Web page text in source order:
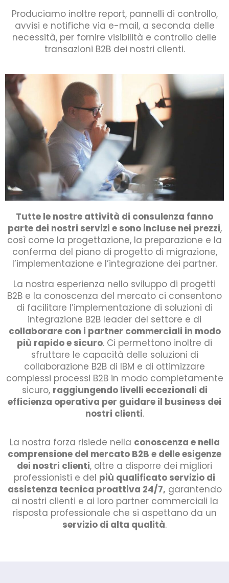
Produciamo inoltre report, pannelli di controllo,
avvisi e notifiche via e-mail, a seconda delle
necessità, per fornire visibilità e controllo delle
transazioni B2B dei nostri clienti.
Tutte le nostre attività di consulenza fanno
parte dei nostri servizi e sono incluse nei prezzi,
così come la progettazione, la preparazione e la
conferma del piano di progetto di migrazione,
l’implementazione e l’integrazione dei partner.
La nostra esperienza nello sviluppo di progetti
B2B e la conoscenza del mercato ci consentono
di facilitare l’implementazione di soluzioni di
integrazione B2B leader del settore e di
collaborare con i partner commerciali in modo
più rapido e sicuro. Ci permettono inoltre di
sfruttare le capacità delle soluzioni di
collaborazione B2B di IBM e di ottimizzare
complessi processi B2B in modo completamente
sicuro, raggiungendo livelli eccezionali di
efficienza operativa per guidare il business dei
nostri clienti.
La nostra forza risiede nella conoscenza e nella
comprensione del mercato B2B e delle esigenze
dei nostri clienti, oltre a disporre dei migliori
professionisti e del più qualificato servizio di
assistenza tecnica proattiva 24/7, garantendo
ai nostri clienti e ai loro partner commerciali la
risposta professionale che si aspettano da un
servizio di alta qualità.